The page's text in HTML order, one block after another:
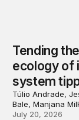
Tending
ecology of
system
Túlio Andrade,
Bale, Manjana
July 20, 2026